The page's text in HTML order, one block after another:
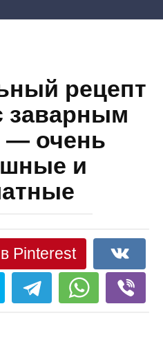
рецепт
заварным
— очень
и
Pinterest